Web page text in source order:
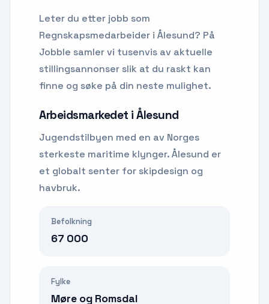
Leter du etter jobb som
Regnskapsmedarbeider i Ålesund? På
Jobble samler vi tusenvis av aktuelle
stillingsannonser slik at du raskt kan
finne og søke på din neste mulighet.
Arbeidsmarkedet iÅlesund
Jugendstilbyen med en av Norges
sterkeste maritime klynger. Ålesund er
et globalt senter for skipdesign og
havbruk.
Befolkning
67 000
Fylke
Møre og Romsdal